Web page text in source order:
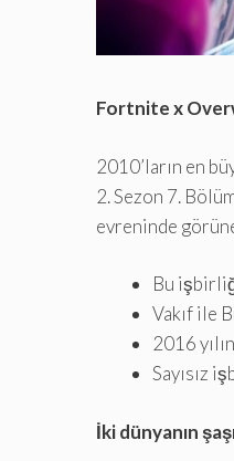
Fortnite x
2010’ların en
2. Sezon 7.
evreninde
Bu
Vakıf ile
2016
Sayısız
İki dünyanın